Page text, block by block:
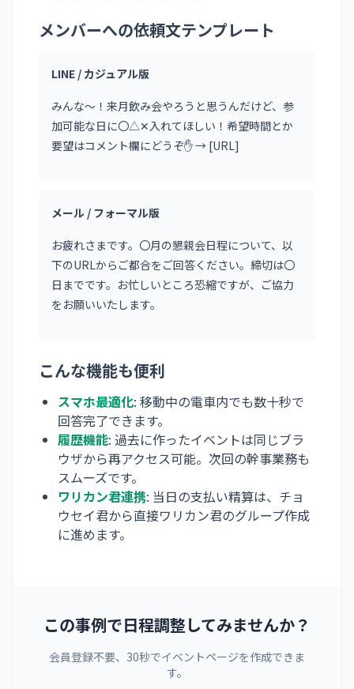
メンバーへの依頼文テンプレート
LINE / カジュアル版
みんな〜！来月飲み会やろうと思うんだけど、参
加可能な日に〇△✕入れてほしい！希望時間とか
要望はコメント欄にどうぞ✋ → [URL]
メール / フォーマル版
お疲れさまです。〇月の懇親会日程について、以
下のURLからご都合をご回答ください。締切は〇
日までです。お忙しいところ恐縮ですが、ご協力
をお願いいたします。
こんな機能も便利
スマホ最適化: 移動中の電車内でも数十秒で
回答完了できます。
履歴機能: 過去に作ったイベントは同じブラ
ウザから再アクセス可能。次回の幹事業務も
スムーズです。
ワリカン君連携: 当日の支払い精算は、チョ
ウセイ君から直接ワリカン君のグループ作成
に進めます。
この事例で日程調整してみませんか？
会員登録不要、30秒でイベントページを作成できま
す。